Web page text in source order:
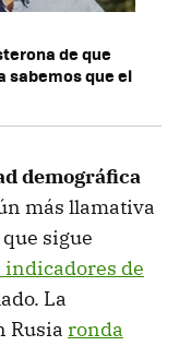
de que
sabemos que el
demográfica
más llamativa
sigue
indicadores de
La
Rusia ronda